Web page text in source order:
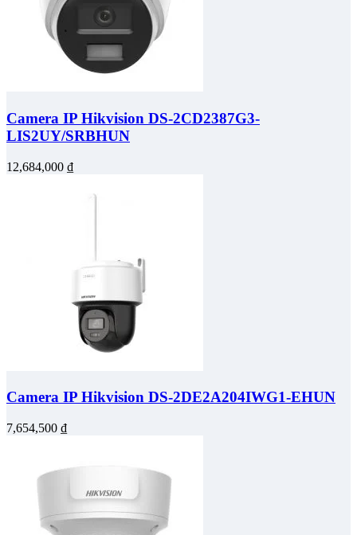
Camera IP Hikvision DS-2CD2387G3-
LIS2UY/SRBHUN
12,684,000 ₫
Camera IP Hikvision DS-2DE2A204IWG1-EHUN
7,654,500 ₫